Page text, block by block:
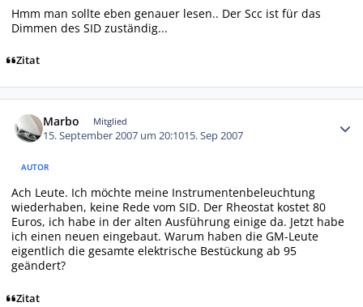
Hmm man sollte eben genauer lesen.. Der Scc ist für das
Dimmen des SID zuständig...
Zitat
Marbo Mitglied
15. September 2007 um 20:1015. Sep 2007
AUTOR
Ach Leute. Ich möchte meine Instrumentenbeleuchtung
wiederhaben, keine Rede vom SID. Der Rheostat kostet 80
Euros, ich habe in der alten Ausführung einige da. Jetzt habe
ich einen neuen eingebaut. Warum haben die GM-Leute
eigentlich die gesamte elektrische Bestückung ab 95
geändert?
Zitat